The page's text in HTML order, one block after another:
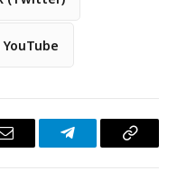
Email TelegramCopy